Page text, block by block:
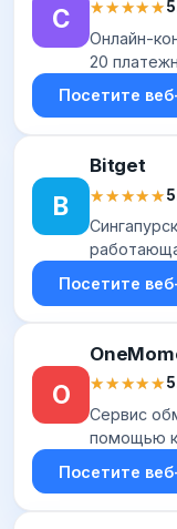
C ★★★★★
★★★★★
Онлайн-
20
(ВТС, ЕТН,
деньги
Посетите
B
Bitget
★★★★★
★★★★★
можете
Посетите
O ★★★★★
★★★★★
Сервис
помощью
или
Посетите